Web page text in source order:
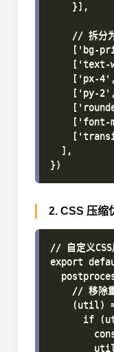
    }],
// 拆分
['bg-
['text-
['px-
['py-
['font-
  ],
2. CSS 压缩
// 自定义CSS
export
// 移除
(util)
if